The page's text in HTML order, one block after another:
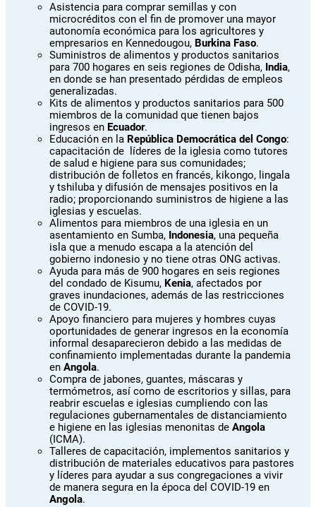
Asistencia para comprar semillas y con
microcréditos con el fin de promover una mayor
autonomía económica para los agricultores y
empresarios en Kennedougou, Burkina Faso.
Suministros de alimentos y productos sanitarios
para 700 hogares en seis regiones de Odisha, India,
en donde se han presentado pérdidas de empleos
generalizadas.
Kits de alimentos y productos sanitarios para 500
miembros de la comunidad que tienen bajos
ingresos en Ecuador.
Educación en la República Democrática del Congo:
capacitación de líderes de la iglesia como tutores
de salud e higiene para sus comunidades;
distribución de folletos en francés, kikongo, lingala
y tshiluba y difusión de mensajes positivos en la
radio; proporcionando suministros de higiene a las
iglesias y escuelas.
Alimentos para miembros de una iglesia en un
asentamiento en Sumba, Indonesia, una pequeña
isla que a menudo escapa a la atención del
gobierno indonesio y no tiene otras ONG activas.
Ayuda para más de 900 hogares en seis regiones
del condado de Kisumu, Kenia, afectados por
graves inundaciones, además de las restricciones
de COVID-19.
Apoyo financiero para mujeres y hombres cuyas
oportunidades de generar ingresos en la economía
informal desaparecieron debido a las medidas de
confinamiento implementadas durante la pandemia
enAngola.
Compra de jabones, guantes, máscaras y
termómetros, así como de escritorios y sillas, para
reabrir escuelas e iglesias cumpliendo con las
regulaciones gubernamentales de distanciamiento
e higiene en las iglesias menonitas deAngola
(ICMA).
Talleres de capacitación, implementos sanitarios y
distribución de materiales educativos para pastores
y líderes para ayudar a sus congregaciones a vivir
de manera segura en la época del COVID-19 en
Angola.